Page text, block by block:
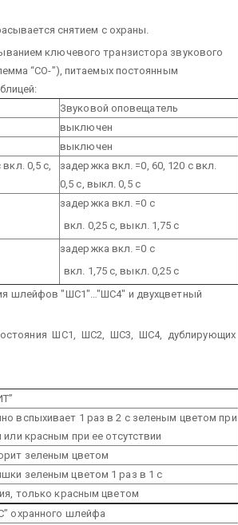
снятием с охраны.
ключевого транзистора звукового
“СО-”), питаемых постоянным
Звуковой оповещатель
выключен
выключен
0,5 с,
задержка вкл. =0, 60, 120 с вкл.
0,5 с, выкл. 0,5 с
задержка вкл. =0 с
вкл. 0,25 с, выкл. 1,75 с
задержка вкл. =0 с
вкл. 1,75 с, выкл. 0,25 с
шлейфов "ШC1"…"ШC4" и двухцветный
ШС1, ШС2, ШС3, ШС4, дублирующих
вспыхивает 1 раз в 2 с зеленым цветом при
или красным при ее отсутствии
зеленым цветом
зеленым цветом 1 раз в 1 с
только красным цветом
охранного шлейфа